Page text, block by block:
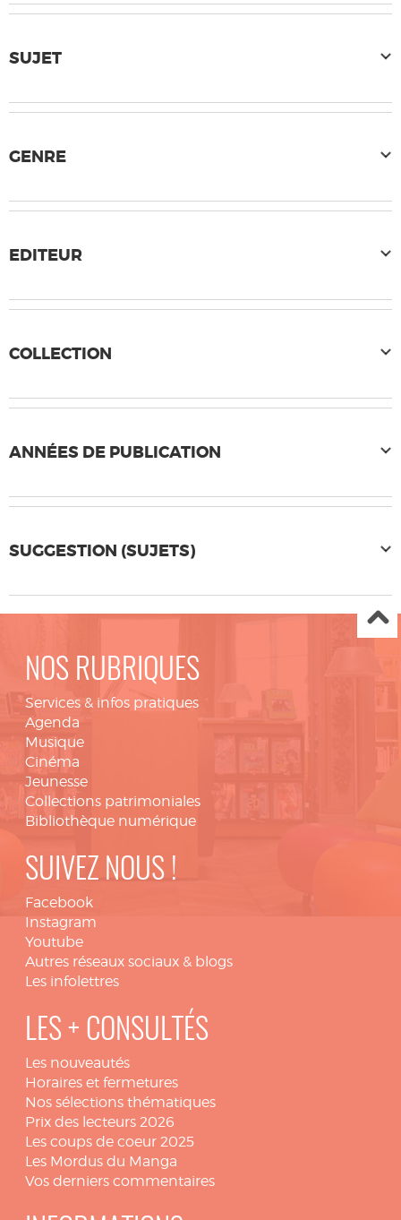
SUJET
GENRE
EDITEUR
COLLECTION
ANNÉES DE PUBLICATION
SUGGESTION (SUJETS)
NOS RUBRIQUES
Services & infos pratiques
Agenda
Musique
Cinéma
Jeunesse
Collections patrimoniales
Bibliothèque numérique
SUIVEZ NOUS !
Facebook
Instagram
Youtube
Autres réseaux sociaux & blogs
Les infolettres
LES + CONSULTÉS
Les nouveautés
Horaires et fermetures
Nos sélections thématiques
Prix des lecteurs 2026
Les coups de coeur 2025
Les Mordus du Manga
Vos derniers commentaires